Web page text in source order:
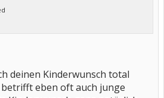
deinen Kinderwunsch total
eben oft auch junge